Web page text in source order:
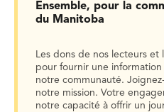
Ensemble, pour la
du Manitoba
Les dons de nos lecteurs et
pour fournir une
notre communauté.
notre mission. Votre
notre capacité à offrir un